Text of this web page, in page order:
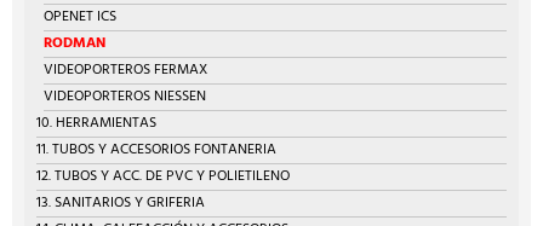
OPENET ICS
RODMAN
VIDEOPORTEROS FERMAX
VIDEOPORTEROS NIESSEN
10. HERRAMIENTAS
11. TUBOS Y ACCESORIOS FONTANERIA
12. TUBOS Y ACC. DE PVC Y POLIETILENO
13. SANITARIOS Y GRIFERIA